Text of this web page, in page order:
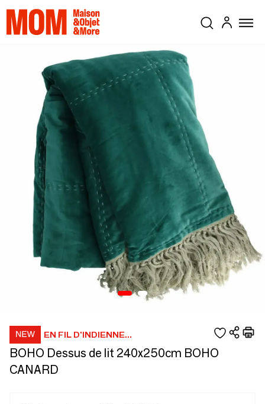
EN FIL D'INDIENNE...
BOHO Dessus de lit 240x250cm BOHO
CANARD